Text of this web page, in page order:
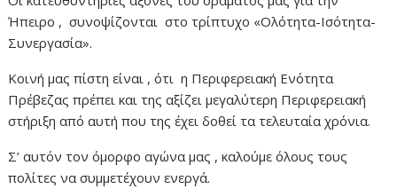
Ήπειρο , συνοψίζονται στο τρίπτυχο «Ολότητα-Ισότητα-
Συνεργασία».
Κοινή μας πίστη είναι , ότι η Περιφερειακή Ενότητα
Πρέβεζας πρέπει και της αξίζει μεγαλύτερη Περιφερειακή
στήριξη από αυτή που της έχει δοθεί τα τελευταία χρόνια.
Σ’ αυτόν τον όμορφο αγώνα μας , καλούμε όλους τους
πολίτες να συμμετέχουν ενεργά.